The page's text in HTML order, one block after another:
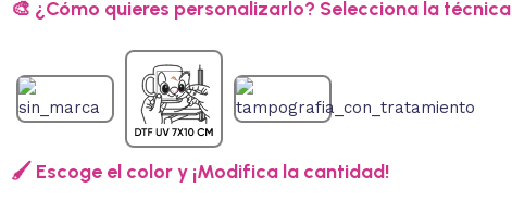
🎨 ¿Cómo quieres personalizarlo? Selecciona la técnica
🖌️ Escoge el color y ¡Modifica la cantidad!